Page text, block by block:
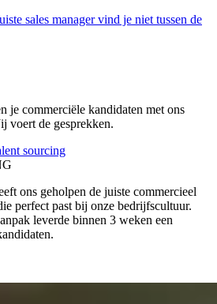
sales manager vind je niet tussen de
je commerciële kandidaten met ons
voert de gesprekken.
sourcing
ons geholpen de juiste commercieel
perfect past bij onze bedrijfscultuur.
leverde binnen 3 weken een